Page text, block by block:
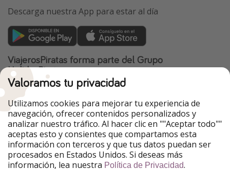
Descarga nuestra App para estar al día
ViajerosPiratas forma parte del Grupo
HolidayPirates
Nuestros mercados
PiratinViaggio
HolidayPirates
VakantiePiraten
WakacyjniPiraci
VoyagesPirates
Ferienpiraten
Urlaubspiraten
Urlaubspiraten
TravelPirates
Nuestro grupo
Valoramos tu privacidad
Utilizamos cookies para mejorar tu experiencia de
navegación, ofrecer contenidos personalizados y
analizar nuestro tráfico. Al hacer clic en ""Aceptar todo""
aceptas esto y consientes que compartamos esta
información con terceros y que tus datos puedan ser
procesados en Estados Unidos. Si deseas más
información, lea nuestra Política de Privacidad.